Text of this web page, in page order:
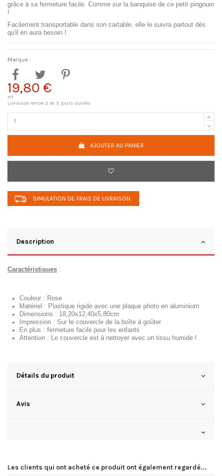
grâce à sa fermeture facile. Comme sur la banquise de ce petit pingouin
!
Facilement transportable dans son cartable, elle le suivra partout dès
qu'il en aura besoin !
Marque :
19,80 €
HT
Livraison entre 2 et 5 jours ouvrés
AJOUTER AU PANIER
SIMULATION DE FRAIS DE LIVRAISON
Description
Caractéristiques :
Couleur : Rose
Matériel : Plastique rigide avec une plaque photo en aluminium
Dimensions : 18,20x12,40x5,80cm
Impression : Sur le couvercle de la boîte à goûter
En plus : fermeture facile pour les enfants
Attention : Le couvercle est à nettoyer avec un tissu humide !
Détails du produit
Avis
Les clients qui ont acheté ce produit ont également regardé...